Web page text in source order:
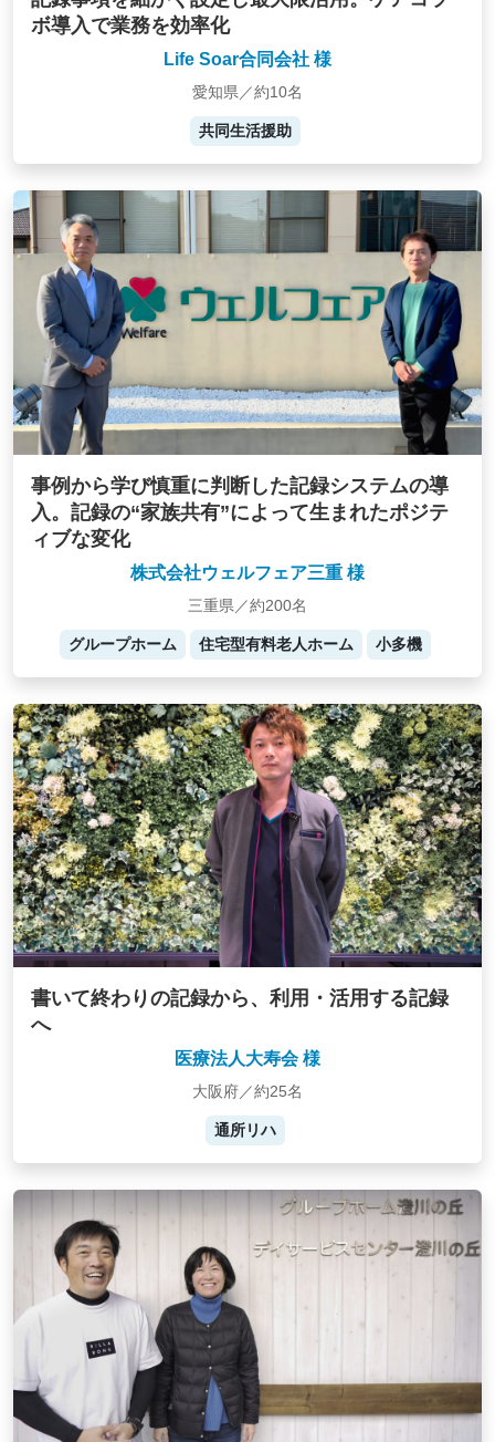
ボ導入で業務を効率化
Life Soar合同会社 様
愛知県／約10名
共同生活援助
事例から学び慎重に判断した記録システムの導
入。記録の“家族共有”によって生まれたポジテ
ィブな変化
株式会社ウェルフェア三重 様
三重県／約200名
グループホーム 住宅型有料老人ホーム 小多機
書いて終わりの記録から、利用・活用する記録
へ
医療法人大寿会 様
大阪府／約25名
通所リハ